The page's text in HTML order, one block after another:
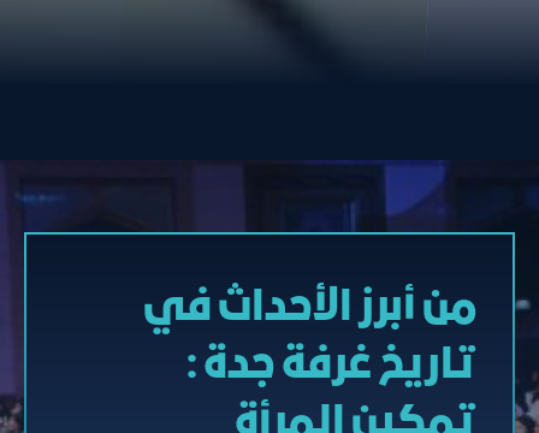
من أبرز الأحداث في
تاريخ غرفة جدة :